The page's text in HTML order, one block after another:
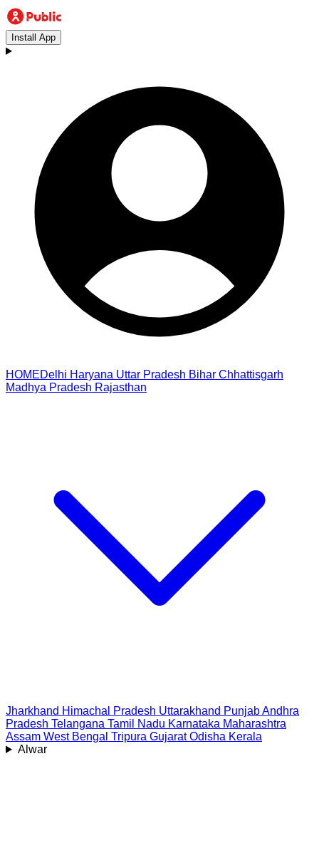
Install App
HOMEDelhi Haryana Uttar Pradesh Bihar Chhattisgarh
Madhya Pradesh Rajasthan
Jharkhand Himachal Pradesh Uttarakhand PunjabAndhra
Pradesh Telangana Tamil Nadu Karnataka Maharashtra
Assam West Bengal Tripura Gujarat Odisha Kerala
Alwar